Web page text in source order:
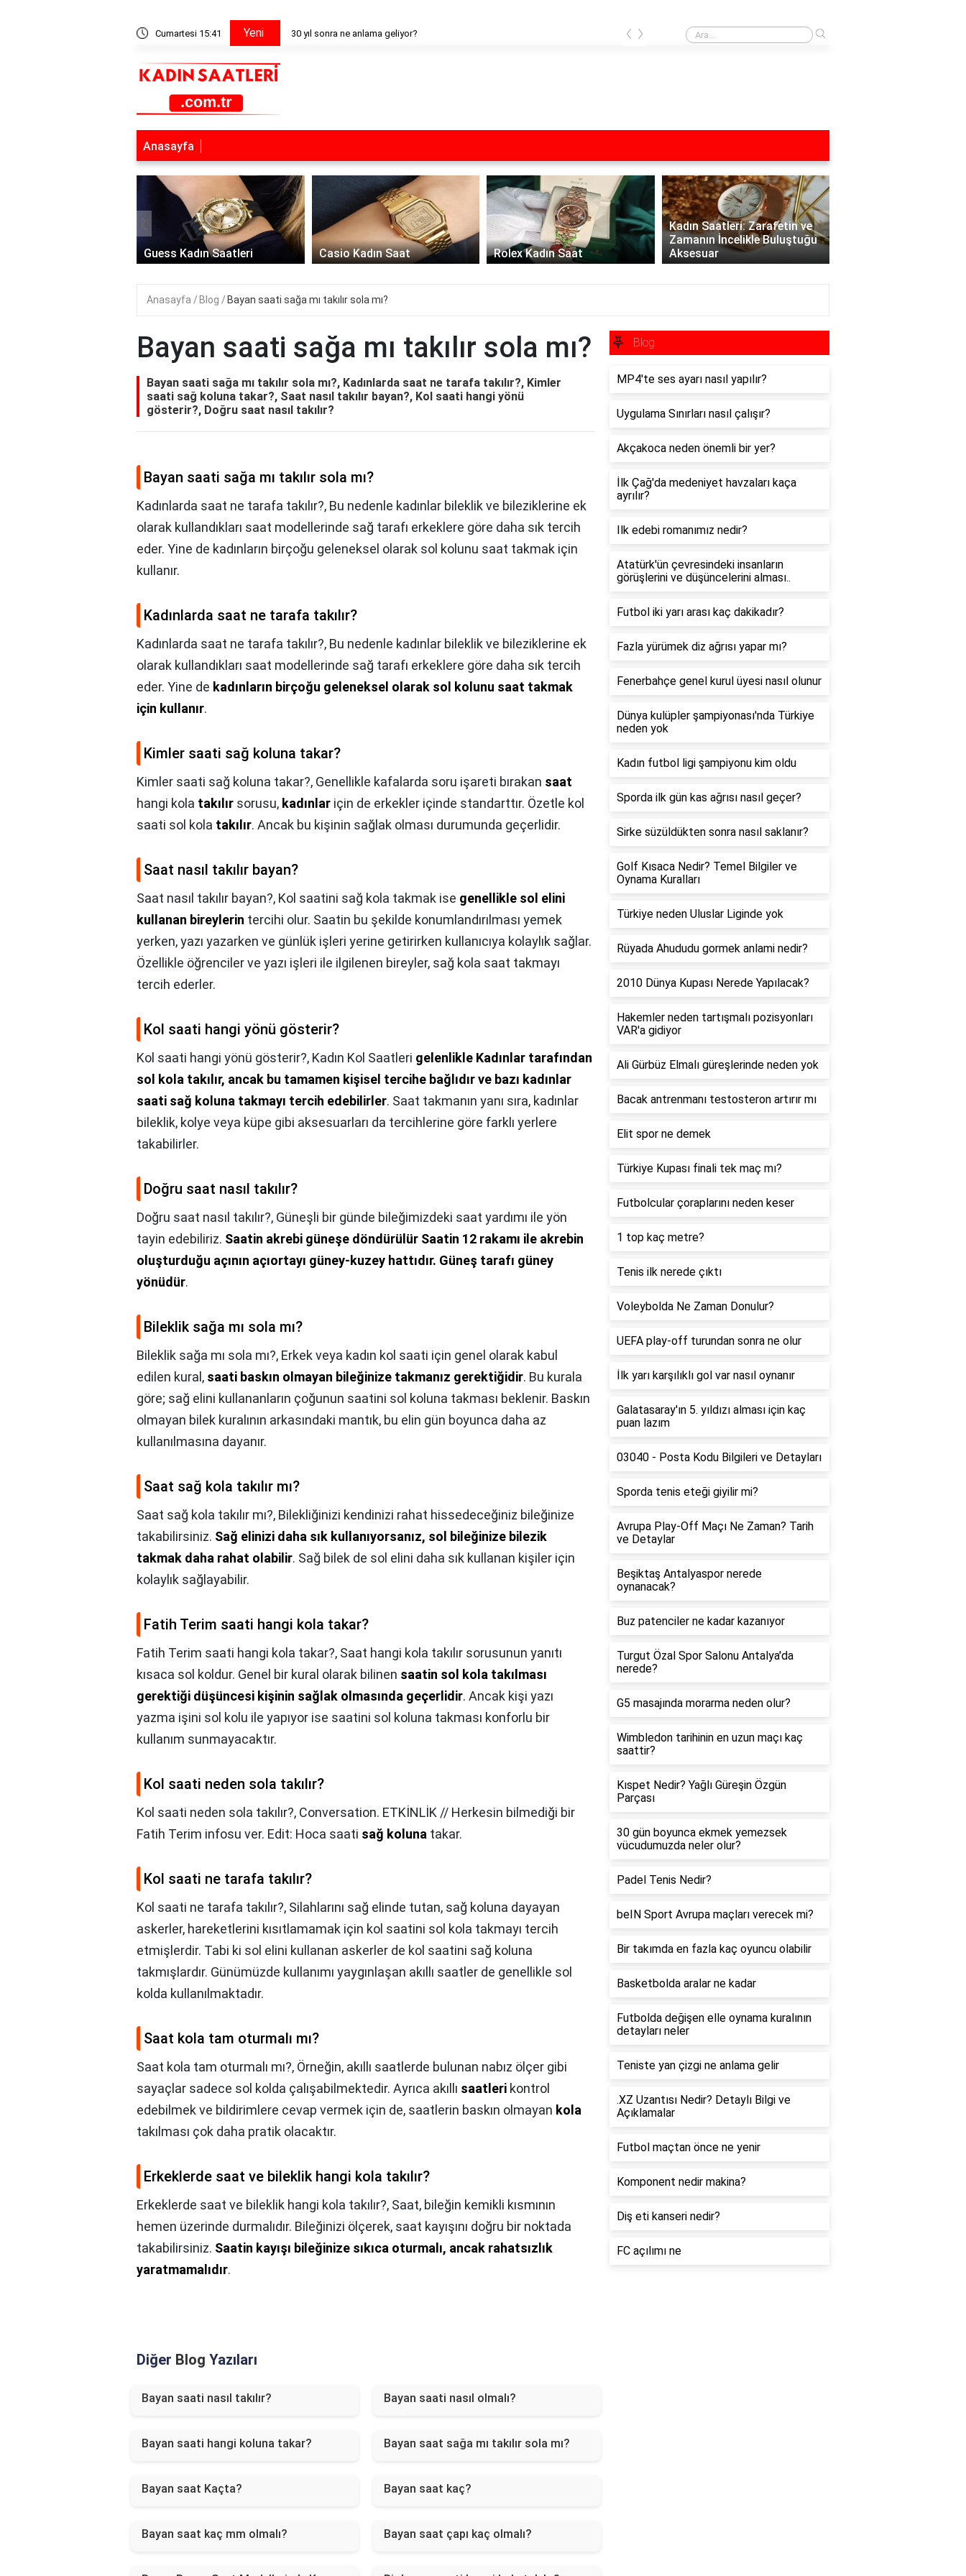
Cumartesi 15:41 Yeni 30 yıl sonra ne anlama geliyor? 30 yıl sonra ne anlama geliyor?
‹ ›
Anasayfa
Guess Kadın Saatleri Casio Kadın Saat Rolex Kadın Saat
Kadın Saatleri: Zarafetin ve
Zamanın İncelikle Buluştuğu
Aksesuar
‹ ›
Anasayfa Blog Bayan saati sağa mı takılır sola mı?
Bayan saati sağa mı takılır sola mı?
Bayan saati sağa mı takılır sola mı?, Kadınlarda saat ne tarafa takılır?, Kimler
saati sağ koluna takar?, Saat nasıl takılır bayan?, Kol saati hangi yönü
gösterir?, Doğru saat nasıl takılır?
Bayan saati sağa mı takılır sola mı?
Kadınlarda saat ne tarafa takılır?, Bu nedenle kadınlar bileklik ve bileziklerine ek
olarak kullandıkları saat modellerinde sağ tarafı erkeklere göre daha sık tercih
eder. Yine de kadınların birçoğu geleneksel olarak sol kolunu saat takmak için
kullanır.
Kadınlarda saat ne tarafa takılır?
Kadınlarda saat ne tarafa takılır?, Bu nedenle kadınlar bileklik ve bileziklerine ek
olarak kullandıkları saat modellerinde sağ tarafı erkeklere göre daha sık tercih
eder. Yine de kadınların birçoğu geleneksel olarak sol kolunu saat takmak
için kullanır.
Kimler saati sağ koluna takar?
Kimler saati sağ koluna takar?, Genellikle kafalarda soru işareti bırakan saat
hangi kola takılır sorusu, kadınlar için de erkekler içinde standarttır. Özetle kol
saati sol kola takılır. Ancak bu kişinin sağlak olması durumunda geçerlidir.
Saat nasıl takılır bayan?
Saat nasıl takılır bayan?, Kol saatini sağ kola takmak ise genellikle sol elini
kullanan bireylerin tercihi olur. Saatin bu şekilde konumlandırılması yemek
yerken, yazı yazarken ve günlük işleri yerine getirirken kullanıcıya kolaylık sağlar.
Özellikle öğrenciler ve yazı işleri ile ilgilenen bireyler, sağ kola saat takmayı
tercih ederler.
Kol saati hangi yönü gösterir?
Kol saati hangi yönü gösterir?, Kadın Kol Saatleri gelenlikle Kadınlar tarafından
sol kola takılır, ancak bu tamamen kişisel tercihe bağlıdır ve bazı kadınlar
saati sağ koluna takmayı tercih edebilirler. Saat takmanın yanı sıra, kadınlar
bileklik, kolye veya küpe gibi aksesuarları da tercihlerine göre farklı yerlere
takabilirler.
Doğru saat nasıl takılır?
Doğru saat nasıl takılır?, Güneşli bir günde bileğimizdeki saat yardımı ile yön
tayin edebiliriz. Saatin akrebi güneşe döndürülür Saatin 12 rakamı ile akrebin
oluşturduğu açının açıortayı güney-kuzey hattıdır. Güneş tarafı güney
yönüdür.
Bileklik sağa mı sola mı?
Bileklik sağa mı sola mı?, Erkek veya kadın kol saati için genel olarak kabul
edilen kural, saati baskın olmayan bileğinize takmanız gerektiğidir. Bu kurala
göre; sağ elini kullananların çoğunun saatini sol koluna takması beklenir. Baskın
olmayan bilek kuralının arkasındaki mantık, bu elin gün boyunca daha az
kullanılmasına dayanır.
Saat sağ kola takılır mı?
Saat sağ kola takılır mı?, Bilekliğinizi kendinizi rahat hissedeceğiniz bileğinize
takabilirsiniz. Sağ elinizi daha sık kullanıyorsanız, sol bileğinize bilezik
takmak daha rahat olabilir. Sağ bilek de sol elini daha sık kullanan kişiler için
kolaylık sağlayabilir.
Fatih Terim saati hangi kola takar?
Fatih Terim saati hangi kola takar?, Saat hangi kola takılır sorusunun yanıtı
kısaca sol koldur. Genel bir kural olarak bilinen saatin sol kola takılması
gerektiği düşüncesi kişinin sağlak olmasında geçerlidir. Ancak kişi yazı
yazma işini sol kolu ile yapıyor ise saatini sol koluna takması konforlu bir
kullanım sunmayacaktır.
Kol saati neden sola takılır?
Kol saati neden sola takılır?, Conversation. ETKİNLİK // Herkesin bilmediği bir
Fatih Terim infosu ver. Edit: Hoca saati sağ koluna takar.
Kol saati ne tarafa takılır?
Kol saati ne tarafa takılır?, Silahlarını sağ elinde tutan, sağ koluna dayayan
askerler, hareketlerini kısıtlamamak için kol saatini sol kola takmayı tercih
etmişlerdir. Tabi ki sol elini kullanan askerler de kol saatini sağ koluna
takmışlardır. Günümüzde kullanımı yaygınlaşan akıllı saatler de genellikle sol
kolda kullanılmaktadır.
Saat kola tam oturmalı mı?
Saat kola tam oturmalı mı?, Örneğin, akıllı saatlerde bulunan nabız ölçer gibi
sayaçlar sadece sol kolda çalışabilmektedir. Ayrıca akıllı saatleri kontrol
edebilmek ve bildirimlere cevap vermek için de, saatlerin baskın olmayan kola
takılması çok daha pratik olacaktır.
Erkeklerde saat ve bileklik hangi kola takılır?
Erkeklerde saat ve bileklik hangi kola takılır?, Saat, bileğin kemikli kısmının
hemen üzerinde durmalıdır. Bileğinizi ölçerek, saat kayışını doğru bir noktada
takabilirsiniz. Saatin kayışı bileğinize sıkıca oturmalı, ancak rahatsızlık
yaratmamalıdır.
Diğer Blog Yazıları
Bayan saati nasıl takılır? Bayan saati nasıl olmalı?
Bayan saati hangi koluna takar? Bayan saat sağa mı takılır sola mı?
Bayan saat Kaçta? Bayan saat kaç?
Bayan saat kaç mm olmalı? Bayan saat çapı kaç olmalı?
Blog
MP4'te ses ayarı nasıl yapılır?
Uygulama Sınırları nasıl çalışır?
Akçakoca neden önemli bir yer?
İlk Çağ'da medeniyet havzaları kaça
ayrılır?
Ilk edebi romanımız nedir?
Atatürk'ün çevresindeki insanların
görüşlerini ve düşüncelerini alması..
Futbol iki yarı arası kaç dakikadır?
Fazla yürümek diz ağrısı yapar mı?
Fenerbahçe genel kurul üyesi nasıl olunur
Dünya kulüpler şampiyonası'nda Türkiye
neden yok
Kadın futbol ligi şampiyonu kim oldu
Sporda ilk gün kas ağrısı nasıl geçer?
Sirke süzüldükten sonra nasıl saklanır?
Golf Kısaca Nedir? Temel Bilgiler ve
Oynama Kuralları
Türkiye neden Uluslar Liginde yok
Rüyada Ahududu gormek anlami nedir?
2010 Dünya Kupası Nerede Yapılacak?
Hakemler neden tartışmalı pozisyonları
VAR'a gidiyor
Ali Gürbüz Elmalı güreşlerinde neden yok
Bacak antrenmanı testosteron artırır mı
Elit spor ne demek
Türkiye Kupası finali tek maç mı?
Futbolcular çoraplarını neden keser
1 top kaç metre?
Tenis ilk nerede çıktı
Voleybolda Ne Zaman Donulur?
UEFA play-off turundan sonra ne olur
İlk yarı karşılıklı gol var nasıl oynanır
Galatasaray'ın 5. yıldızı alması için kaç
puan lazım
03040 - Posta Kodu Bilgileri ve Detayları
Sporda tenis eteği giyilir mi?
Avrupa Play-Off Maçı Ne Zaman? Tarih
ve Detaylar
Beşiktaş Antalyaspor nerede
oynanacak?
Buz patenciler ne kadar kazanıyor
Turgut Özal Spor Salonu Antalya'da
nerede?
G5 masajında morarma neden olur?
Wimbledon tarihinin en uzun maçı kaç
saattir?
Kıspet Nedir? Yağlı Güreşin Özgün
Parçası
30 gün boyunca ekmek yemezsek
vücudumuzda neler olur?
Padel Tenis Nedir?
beIN Sport Avrupa maçları verecek mi?
Bir takımda en fazla kaç oyuncu olabilir
Basketbolda aralar ne kadar
Futbolda değişen elle oynama kuralının
detayları neler
Teniste yan çizgi ne anlama gelir
.XZ Uzantısı Nedir? Detaylı Bilgi ve
Açıklamalar
Futbol maçtan önce ne yenir
Komponent nedir makina?
Diş eti kanseri nedir?
FC açılımı ne